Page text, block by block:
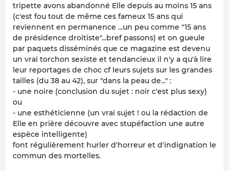
tripette avons abandonné Elle depuis au moins 15 ans
(c'est fou tout de même ces fameux 15 ans qui
reviennent en permanence ...un peu comme "15 ans
de présidence droitiste"...bref passons) et on gueule
par paquets disséminés que ce magazine est devenu
un vrai torchon sexiste et tendancieux il n'y a qu'à lire
leur reportages de choc cf leurs sujets sur les grandes
tailles (du 38 au 42), sur "dans la peau de..." :
- une noire (conclusion du sujet : noir c'est plus sexy)
ou
- une esthéticienne (un vrai sujet ! ou la rédaction de
Elle en prière découvre avec stupéfaction une autre
espèce intelligente)
font régulièrement hurler d'horreur et d'indignation le
commun des mortelles.